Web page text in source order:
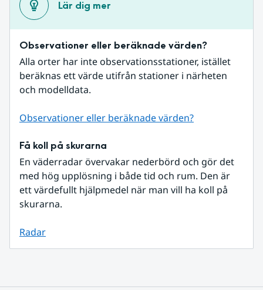
Lär dig mer
Observationer eller beräknade värden?
Alla orter har inte observationsstationer, istället
beräknas ett värde utifrån stationer i närheten
och modelldata.
Observationer eller beräknade värden?
Få koll på skurarna
En väderradar övervakar nederbörd och gör det
med hög upplösning i både tid och rum. Den är
ett värdefullt hjälpmedel när man vill ha koll på
skurarna.
Radar